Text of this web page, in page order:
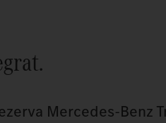
Mercedes-Benz